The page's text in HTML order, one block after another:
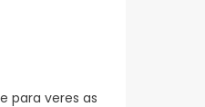
para veres as